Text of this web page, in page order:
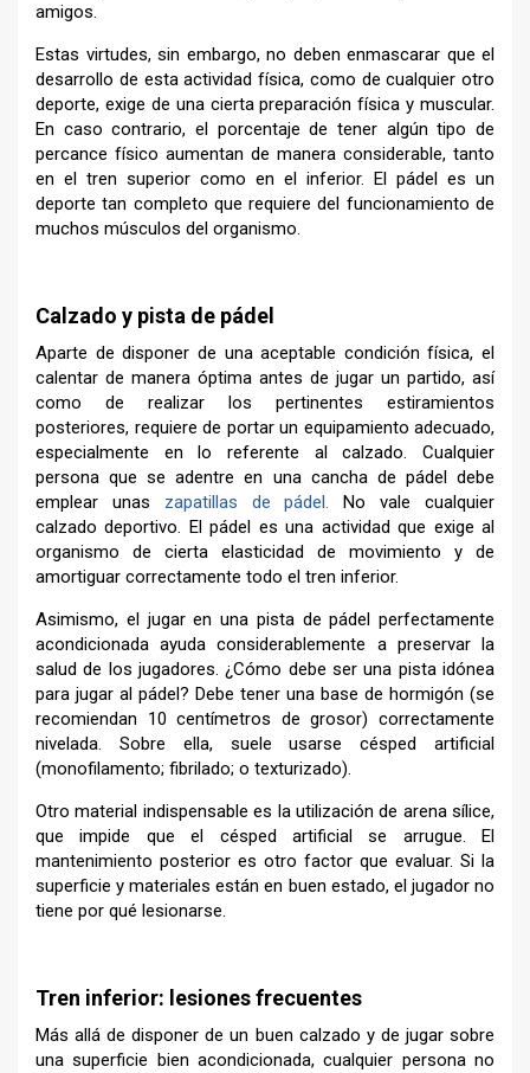
amigos.
Estas virtudes, sin embargo, no deben enmascarar que el
desarrollo de esta actividad física, como de cualquier otro
deporte, exige de una cierta preparación física y muscular.
En caso contrario, el porcentaje de tener algún tipo de
percance físico aumentan de manera considerable, tanto
en el tren superior como en el inferior. El pádel es un
deporte tan completo que requiere del funcionamiento de
muchos músculos del organismo.
Calzado y pista de pádel
Aparte de disponer de una aceptable condición física, el
calentar de manera óptima antes de jugar un partido, así
como de realizar los pertinentes estiramientos
posteriores, requiere de portar un equipamiento adecuado,
especialmente en lo referente al calzado. Cualquier
persona que se adentre en una cancha de pádel debe
emplear unas
zapatillas de pádel.No vale cualquier
calzado deportivo. El pádel es una actividad que exige al
organismo de cierta elasticidad de movimiento y de
amortiguar correctamente todo el tren inferior.
Asimismo, el jugar en una pista de pádel perfectamente
acondicionada ayuda considerablemente a preservar la
salud de los jugadores. ¿Cómo debe ser una pista idónea
para jugar al pádel? Debe tener una base de hormigón (se
recomiendan 10 centímetros de grosor) correctamente
nivelada. Sobre ella, suele usarse césped artificial
(monofilamento; fibrilado; o texturizado).
Otro material indispensable es la utilización de arena sílice,
que impide que el césped artificial se arrugue. El
mantenimiento posterior es otro factor que evaluar. Si la
superficie y materiales están en buen estado, el jugador no
tiene por qué lesionarse.
Tren inferior: lesiones frecuentes
Más allá de disponer de un buen calzado y de jugar sobre
una superficie bien acondicionada, cualquier persona no